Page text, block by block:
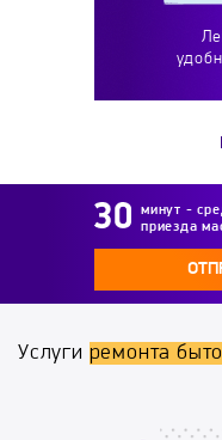
удобное для вас время
минут -
приезда
Услуги ремонта